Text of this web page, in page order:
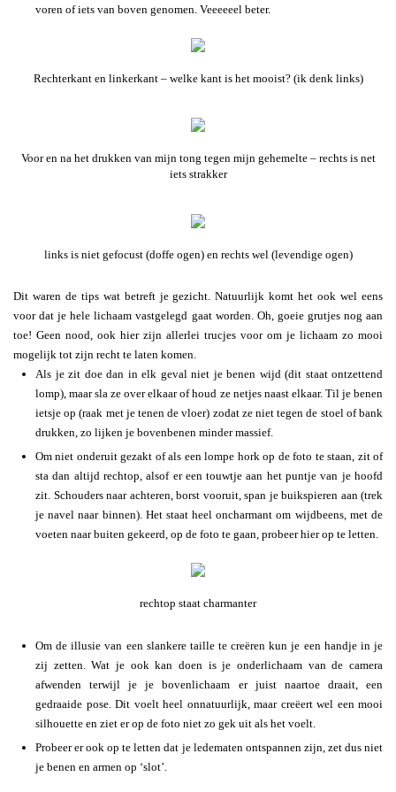
voren of iets van boven genomen. Veeeeeel beter.
Rechterkant en linkerkant – welke kant is het mooist? (ik denk links)
Voor en na het drukken van mijn tong tegen mijn gehemelte – rechts is net
iets strakker
links is niet gefocust (doffe ogen) en rechts wel (levendige ogen)
Dit waren de tips wat betreft je gezicht. Natuurlijk komt het ook wel eens
voor dat je hele lichaam vastgelegd gaat worden. Oh, goeie grutjes nog aan
toe! Geen nood, ook hier zijn allerlei trucjes voor om je lichaam zo mooi
mogelijk tot zijn recht te laten komen.
Als je zit doe dan in elk geval niet je benen wijd (dit staat ontzettend
lomp), maar sla ze over elkaar of houd ze netjes naast elkaar. Til je benen
ietsje op (raak met je tenen de vloer) zodat ze niet tegen de stoel of bank
drukken, zo lijken je bovenbenen minder massief.
Om niet onderuit gezakt of als een lompe hork op de foto te staan, zit of
sta dan altijd rechtop, alsof er een touwtje aan het puntje van je hoofd
zit. Schouders naar achteren, borst vooruit, span je buikspieren aan (trek
je navel naar binnen). Het staat heel oncharmant om wijdbeens, met de
voeten naar buiten gekeerd, op de foto te gaan, probeer hier op te letten.
rechtop staat charmanter
Om de illusie van een slankere taille te creëren kun je een handje in je
zij zetten. Wat je ook kan doen is je onderlichaam van de camera
afwenden terwijl je je bovenlichaam er juist naartoe draait, een
gedraaide pose. Dit voelt heel onnatuurlijk, maar creëert wel een mooi
silhouette en ziet er op de foto niet zo gek uit als het voelt.
Probeer er ook op te letten dat je ledematen ontspannen zijn, zet dus niet
je benen en armen op ‘slot’.